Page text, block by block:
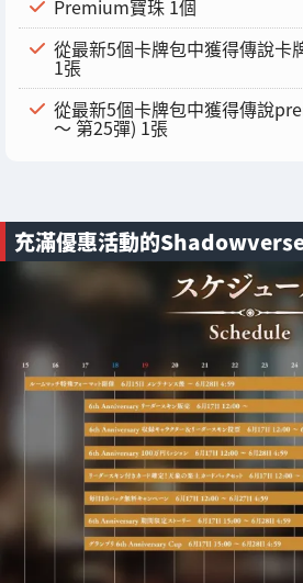
Premium寶珠 1個
從最新5個卡牌包中獲得傳說卡
1張
從最新5個卡牌包中獲得傳說
～ 第25彈) 1張
充滿優惠活動的Shadowverse